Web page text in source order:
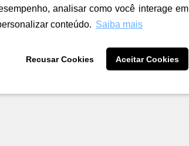
analisar como você interage em
conteúdo. Saiba mais
Recusar Cookies Aceitar Cookies